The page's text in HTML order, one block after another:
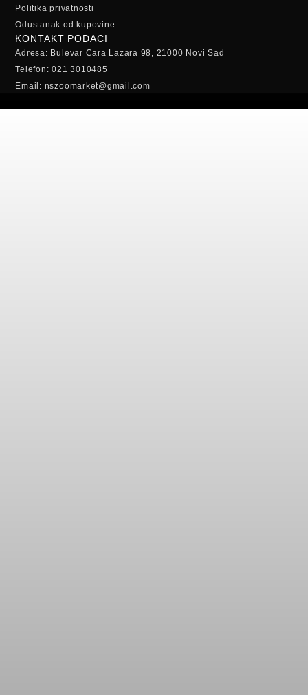
Politika privatnosti
Odustanak od kupovine
KONTAKT PODACI
Adresa: Bulevar Cara Lazara 98, 21000 Novi Sad
Telefon: 021 3010485
Email: nszoomarket@gmail.com